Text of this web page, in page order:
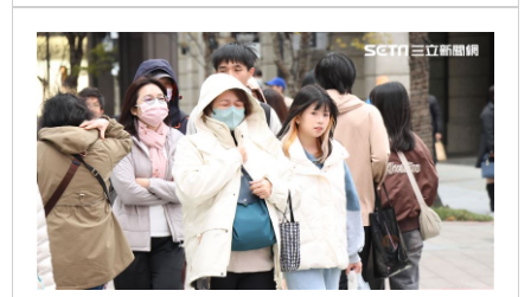
15度。氣象署預計這波季風下週五（12月5日）才會減
弱。